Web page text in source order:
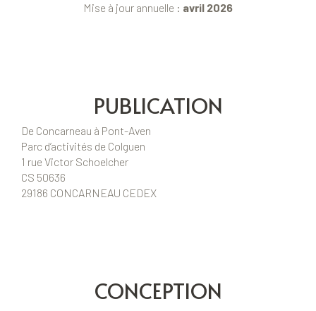
Mise à jour annuelle : avril 2026
PUBLICATION
De Concarneau à Pont-Aven
Parc d’activités de Colguen
1 rue Victor Schoelcher
CS 50636
29186 CONCARNEAU CEDEX
CONCEPTION